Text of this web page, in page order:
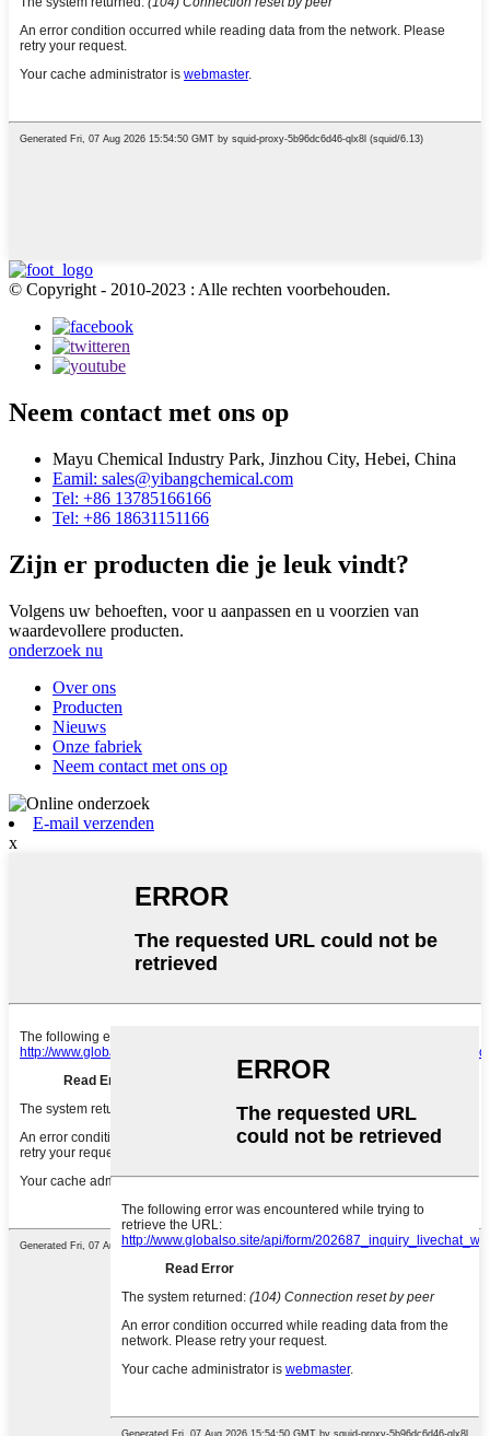
© Copyright - 2010-2023 : Alle rechten voorbehouden.
Neem contact met ons op
Mayu Chemical Industry Park, Jinzhou City, Hebei, China
Eamil: sales@yibangchemical.com
Tel: +86 13785166166
Tel: +86 18631151166
Zijn er producten die je leuk vindt?
Volgens uw behoeften, voor u aanpassen en u voorzien van
waardevollere producten.
onderzoek nu
Over ons
Producten
Nieuws
Onze fabriek
Neem contact met ons op
E-mail verzenden
x